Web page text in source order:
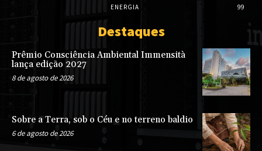
ENERGIA
99
Destaques
Prêmio Consciência Ambiental Immensità
lança edição 2027
8 de agosto de 2026
Sobre a Terra, sob o Céu e no terreno baldio
6 de agosto de 2026